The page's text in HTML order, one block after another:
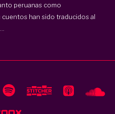
peruanas como
cuentos han sido traducidos al